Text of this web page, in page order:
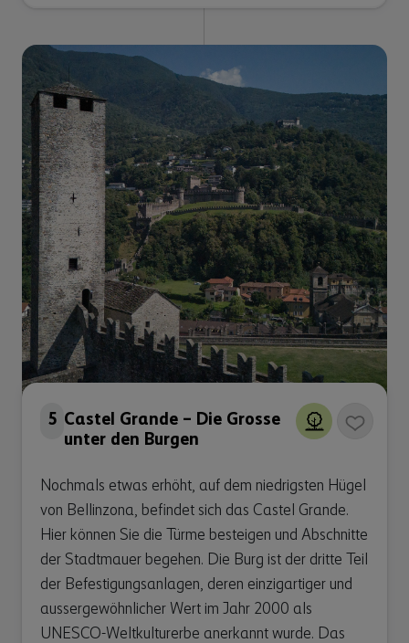
5 Castel Grande – Die Grosse
unter den Burgen
Nochmals etwas erhöht, auf dem niedrigsten Hügel
von Bellinzona, befindet sich das Castel Grande.
Hier können Sie die Türme besteigen und Abschnitte
der Stadtmauer begehen. Die Burg ist der dritte Teil
der Befestigungsanlagen, deren einzigartiger und
aussergewöhnlicher Wert im Jahr 2000 als
UNESCO-Weltkulturerbe anerkannt wurde. Das